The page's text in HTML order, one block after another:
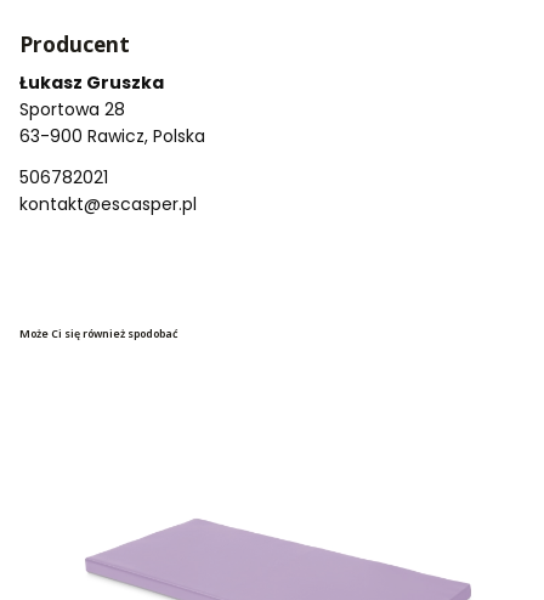
Producent
Łukasz Gruszka
Sportowa 28
63-900 Rawicz, Polska
506782021
kontakt@escasper.pl
Może Ci się również spodobać